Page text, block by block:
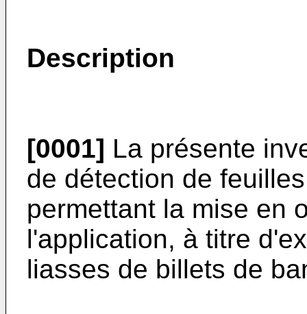
Description
[0001] La présente
de détection de
permet­tant la mise en
l'application, à titre
liasses de billets de